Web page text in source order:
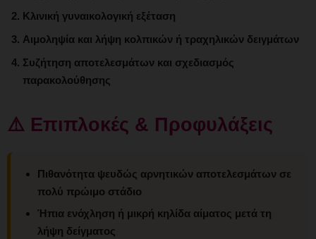
Κλινική γυναικολογική εξέταση
Αιμοληψία και λήψη κολπικών ή τραχηλικών δειγμάτων
Συζήτηση αποτελεσμάτων και σχεδιασμός
παρακολούθησης
⚠️ Επιπλοκές & Προφυλάξεις
Πιθανότητα ψευδώς αρνητικών αποτελεσμάτων σε
πολύ πρώιμο στάδιο
Ήπια ενόχληση ή μικρή κηλίδα αίματος μετά τη
λήψη δείγματος